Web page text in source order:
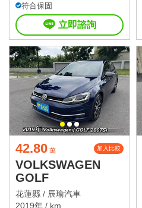
符合保固
立即諮詢
42.80 萬 加入比較
VOLKSWAGEN
GOLF
花蓮縣 / 辰瑜汽車
2019年 / km